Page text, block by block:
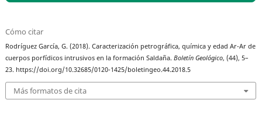
Cómo citar
Rodríguez García, G. (2018). Caracterización petrográfica, química y edad Ar-Ar de
cuerpos porfídicos intrusivos en la formación Saldaña.Boletín Geológico, (44), 5–
23. https://doi.org/10.32685/0120-1425/boletingeo.44.2018.5
Más formatos de cita